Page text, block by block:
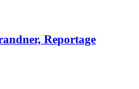
Reportage